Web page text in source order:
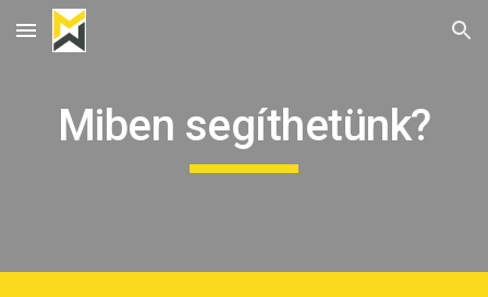
Skip to main content Skip to navigation
Miben segíthetünk?